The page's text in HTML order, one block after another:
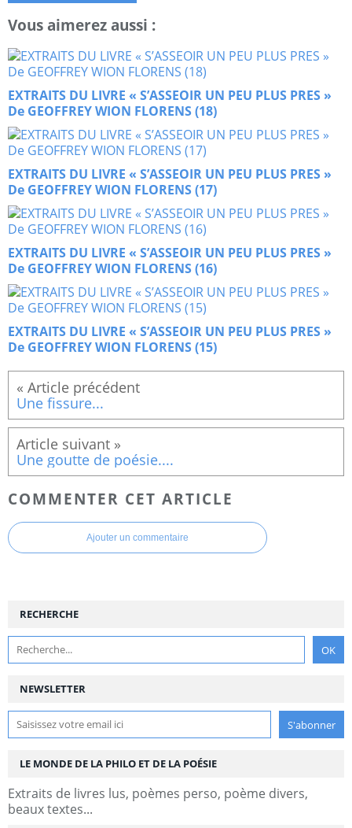
Vous aimerez aussi :
EXTRAITS DU LIVRE « S’ASSEOIR UN PEU PLUS PRES »
De GEOFFREY WION FLORENS (18)
EXTRAITS DU LIVRE « S’ASSEOIR UN PEU PLUS PRES »
De GEOFFREY WION FLORENS (17)
EXTRAITS DU LIVRE « S’ASSEOIR UN PEU PLUS PRES »
De GEOFFREY WION FLORENS (16)
EXTRAITS DU LIVRE « S’ASSEOIR UN PEU PLUS PRES »
De GEOFFREY WION FLORENS (15)
Une fissure...
Une goutte de poésie....
COMMENTER CET ARTICLE
Ajouter un commentaire
NEWSLETTER
RECHERCHE
LE MONDE DE LA PHILO ET DE LA POÉSIE
Extraits de livres lus, poèmes perso, poème divers,
beaux textes...